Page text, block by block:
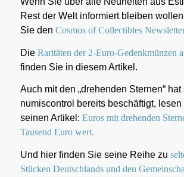
Rest der Welt informiert bleiben
Sie den Cosmos of Collectibles
Die Raritäten der 2-Euro-Gedenkmünzen
finden Sie in diesem Artikel.
Auch mit den „drehenden Sternen“ hat
numiscontrol bereits beschäftigt,
seinen Artikel: Euros mit drehenden
Tausend Euro wert.
Und hier finden Sie seine Reihe zu
Stücken Deutschlands und den